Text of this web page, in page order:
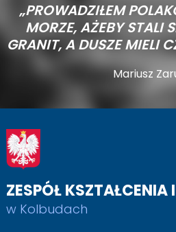
„PROWADZIŁEM
MORZE,AŻEBY STALI
GRANIT, A DUSZE MIELI
Mariusz
ZESPÓŁ
w Kolbudach